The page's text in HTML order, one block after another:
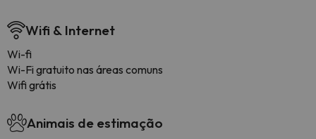
Wifi & Internet
Wi-fi
Wi-Fi gratuito nas áreas comuns
Wifi grátis
Animais de estimação